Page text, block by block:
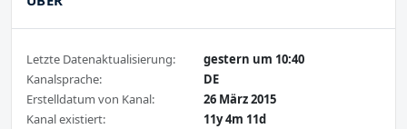
Letzte Datenaktualisierung:
gestern um 10:40
Kanalsprache:
DE
Erstelldatum von Kanal:
26 März 2015
Kanal existiert:
11y 4m 11d